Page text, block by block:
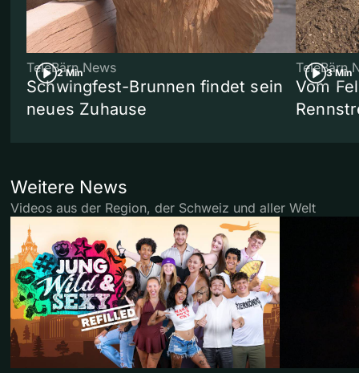
2 Min
TeleBärn News
Schwingfest-Brunnen findet sein
neues Zuhause
3 Min
TeleBärn
Vom
Weitere News
Videos aus der Region, der Schweiz und aller Welt